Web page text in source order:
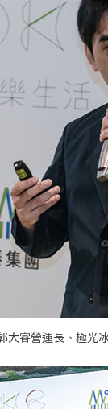
睿營運長、極光